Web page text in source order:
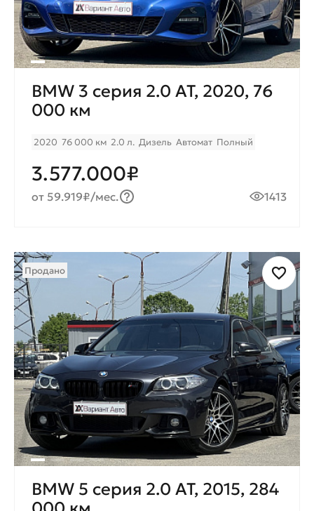
BMW 3 серия 2.0 AT, 2020, 76
000 км
2020 76 000 км 2.0 л. Дизель Автомат Полный
3.577.000₽
от 59.919₽/мес. 1413
Продано
BMW 5 серия 2.0 AT, 2015, 284